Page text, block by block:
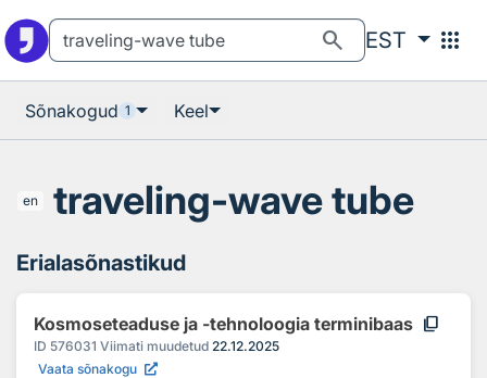
search EST apps
Sõnakogud 1 Keel
en traveling-wave tube
Erialasõnastikud
Kosmoseteaduse ja -tehnoloogia terminibaas content_copy
ID 576031 Viimati muudetud 22.12.2025
Vaata sõnakogu